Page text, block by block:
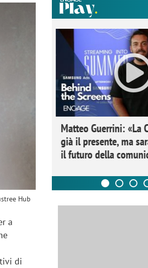
Hub
a
di
la
lo
Matteo Guerrini: «La
già il presente, ma
il futuro della